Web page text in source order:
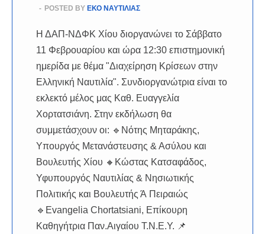
- POSTED BY ΕΚΟ ΝΑΥΤΙΛΙΑΣ
Η ΔΑΠ-ΝΔΦΚ Χίου διοργανώνει το Σάββατο
11 Φεβρουαρίου και ώρα 12:30 επιστημονική
ημερίδα με θέμα "Διαχείρηση Κρίσεων στην
Ελληνική Ναυτιλία". Συνδιοργανώτρια είναι το
εκλεκτό μέλος μας Καθ. Ευαγγελία
Χορτατσιάνη. Στην εκδήλωση θα
συμμετάσχουν οι: 🔹Νότης Μηταράκης,
Υπουργός Μετανάστευσης & Ασύλου και
Βουλευτής Χίου 🔸Κώστας Κατσαφάδος,
Υφυπουργός Ναυτιλίας & Νησιωτικής
Πολιτικής και Βουλευτής Ά Πειραιώς
🔹Evangelia Chortatsiani, Επίκουρη
Καθηγήτρια Παν.Αιγαίου Τ.Ν.Ε.Υ. 📌